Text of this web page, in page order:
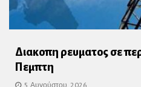
Διακοπη ρευματος σε
Πεμπτη
5 Αυγούστου, 2026